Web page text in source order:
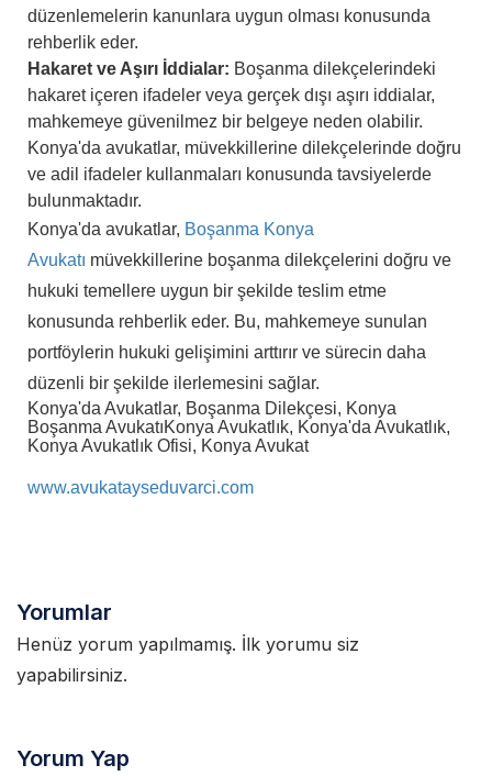
düzenlemelerin kanunlara uygun olması konusunda
rehberlik eder.
Hakaret ve Aşırı İddialar: Boşanma dilekçelerindeki
hakaret içeren ifadeler veya gerçek dışı aşırı iddialar,
mahkemeye güvenilmez bir belgeye neden olabilir.
Konya'da avukatlar, müvekkillerine dilekçelerinde doğru
ve adil ifadeler kullanmaları konusunda tavsiyelerde
bulunmaktadır.
Konya'da avukatlar, Boşanma Konya
Avukatı müvekkillerine boşanma dilekçelerini doğru ve
hukuki temellere uygun bir şekilde teslim etme
konusunda rehberlik eder. Bu, mahkemeye sunulan
portföylerin hukuki gelişimini arttırır ve sürecin daha
düzenli bir şekilde ilerlemesini sağlar.
Konya'da Avukatlar, Boşanma Dilekçesi, Konya
Boşanma AvukatıKonya Avukatlık, Konya'da Avukatlık,
Konya Avukatlık Ofisi, Konya Avukat
www.avukatayseduvarci.com
Yorumlar
Henüz yorum yapılmamış. İlk yorumu siz
yapabilirsiniz.
Yorum Yap